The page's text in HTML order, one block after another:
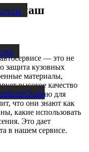
в наш
— это не
защита кузовных
материалы,
высокое качество
для
что они знают как
какие использовать
Это дает
в нашем сервисе.